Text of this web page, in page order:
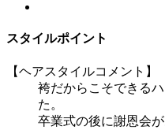
スタイルポイント
【ヘアスタイルコメント】
袴だからこそできる
た。
卒業式の後に謝恩会